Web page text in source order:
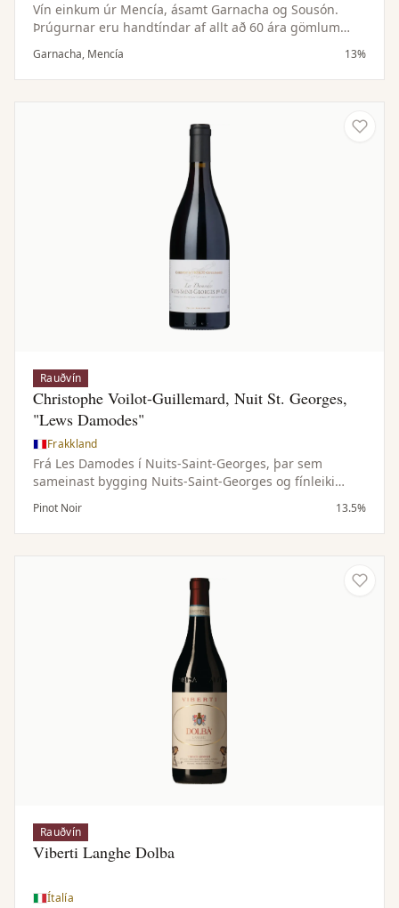
Vín einkum úr Mencía, ásamt Garnacha og Sousón.
Þrúgurnar eru handtíndar af allt að 60 ára gömlum
vínviði í brattlendi Ribeira Sacra. Gerjun með villtum
gersveppum og 15–20 daga húðlögun, án eikarþroska
sem varðveitir ferskan og ilmandi karakter.
Garnacha, Mencía 13%
Rauðvín
Christophe Voilot-Guillemard, Nuit St. Georges,
"Lews Damodes"
Frakkland
Frá Les Damodes í Nuits-Saint-Georges, þar sem
sameinast bygging Nuits-Saint-Georges og fínleiki
Vosne-Romanée. Háir víngarðar og steinefnaríkur
jarðvegur gefa fínlegt vín með dýpt og ilmflækjustig.
Pinot Noir 13.5%
Rauðvín
Viberti Langhe Dolba
Ítalía